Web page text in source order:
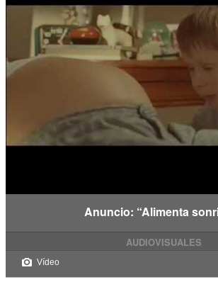
Anuncio: “Alimenta
AUDIOVISUALES
Vídeo